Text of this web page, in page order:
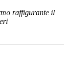
raffigurante il